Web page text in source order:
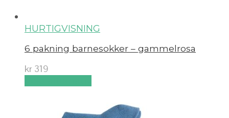
HURTIGVISNING
6 pakning barnesokker – gammelrosa
kr 319